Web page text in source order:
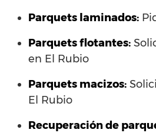
Parquets laminados:
Parquets flotantes:
en El Rubio
Parquets macizos:
El Rubio
Recuperación de